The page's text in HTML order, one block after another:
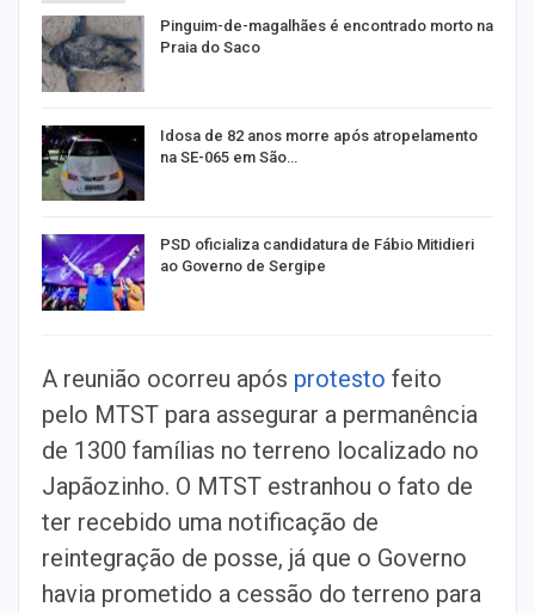
Pinguim-de-magalhães é encontrado morto na
Praia do Saco
Idosa de 82 anos morre após atropelamento
na SE-065 em São…
PSD oficializa candidatura de Fábio Mitidieri
ao Governo de Sergipe
A reunião ocorreu após protesto feito
pelo MTST para assegurar a permanência
de 1300 famílias no terreno localizado no
Japãozinho. O MTST estranhou o fato de
ter recebido uma notificação de
reintegração de posse, já que o Governo
havia prometido a cessão do terreno para